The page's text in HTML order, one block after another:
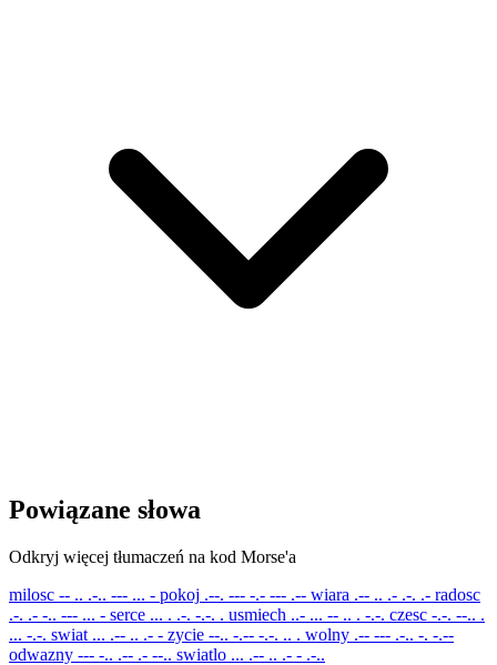
Powiązane słowa
Odkryj więcej tłumaczeń na kod Morse'a
milosc -- .. .-.. --- ... - pokoj .--. --- -.- --- .-- wiara .-- .. .- .-. .- radosc
.-. .- -.. --- ... - serce ... . .-. -.-. . usmiech ..- ... -- .. . -.-. czesc -.-. --.. .
... -.-. swiat ... .-- .. .- - zycie --.. -.-- -.-. .. . wolny .-- --- .-.. -. -.--
odwazny --- -.. .-- .- --.. swiatlo ... .-- .. .- - .-..